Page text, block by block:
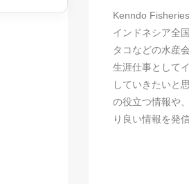
Kenndo
インドネシア全
タコなどの水産
生涯仕事として
していきたいと
の役立つ情報や
り良い情報を発